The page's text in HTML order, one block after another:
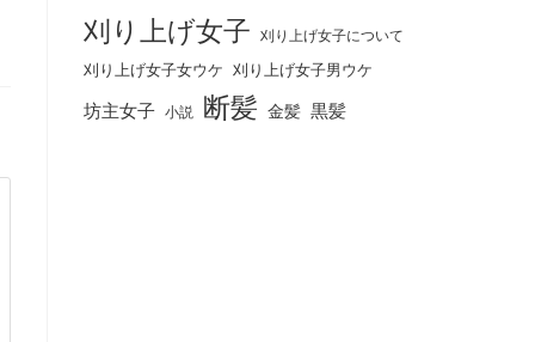
刈り上げ女子 刈り上げ女子について
刈り上げ女子女ウケ 刈り上げ女子男ウケ
坊主女子 小説 断髪 金髪 黒髪